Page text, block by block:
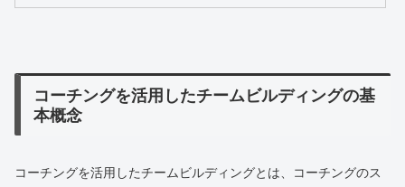
コーチングを活用したチームビルディングの基
本概念
コーチングを活用したチームビルディングとは、コーチングのス